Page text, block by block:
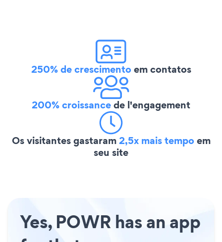
250% de crescimentoem contatos
200% croissancede l'engagement
Os visitantes gastaram2,5x mais tempoem
seu site
Yes, POWR has an app